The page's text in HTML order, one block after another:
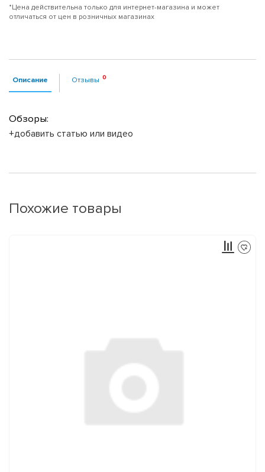
*Цена действительна только для интернет-магазина и может
отличаться от цен в розничных магазинах
Описание Отзывы
Обзоры:
+добавить статью или видео
Похожие товары